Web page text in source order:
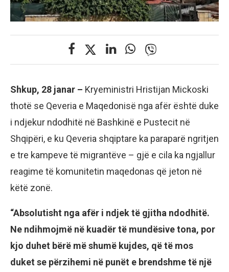
Shkup, 28 janar – Kryeministri Hristijan Mickoski
thotë se Qeveria e Maqedonisë nga afër është duke
i ndjekur ndodhitë në Bashkinë e Pustecit në
Shqipëri, e ku Qeveria shqiptare ka paraparë ngritjen
e tre kampeve të migrantëve – gjë e cila ka ngjallur
reagime të komunitetin maqedonas që jeton në
këtë zonë.
“Absolutisht nga afër i ndjek të gjitha ndodhitë.
Ne ndihmojmë në kuadër të mundësive tona, por
kjo duhet bërë më shumë kujdes, që të mos
duket se përzihemi në punët e brendshme të një